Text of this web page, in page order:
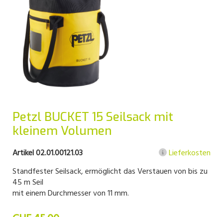
Petzl BUCKET 15 Seilsack mit
kleinem Volumen
Artikel 02.01.00121.03
Lieferkosten
Standfester Seilsack, ermöglicht das Verstauen von bis zu
45 m Seil
mit einem Durchmesser von 11 mm.